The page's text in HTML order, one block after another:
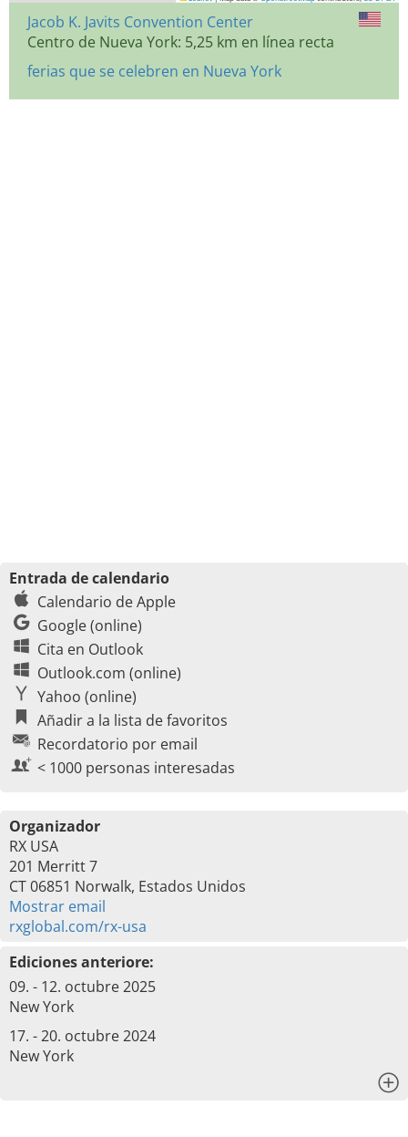
Jacob K. Javits Convention Center
Centro de Nueva York: 5,25 km en línea recta
ferias que se celebren en Nueva York
Entrada de calendario
Calendario de Apple
Google (online)
Cita en Outlook
Outlook.com (online)
Yahoo (online)
Añadir a la lista de favoritos
Recordatorio por email
< 1000 personas interesadas
Organizador
RX USA
201 Merritt 7
CT 06851 Norwalk, Estados Unidos
Mostrar email
rxglobal.com/rx-usa
Ediciones anteriore:
09. - 12. octubre 2025
New York
17. - 20. octubre 2024
New York